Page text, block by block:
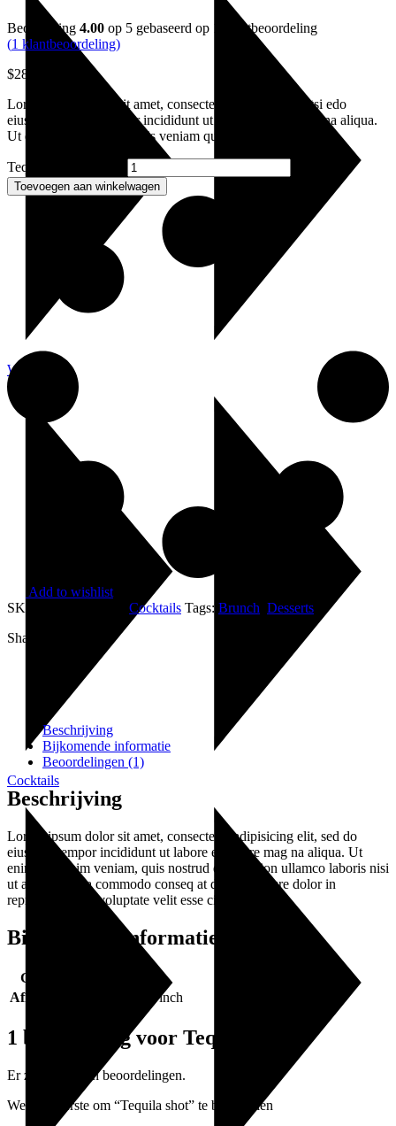
Winkel
Cocktails
Beoordeling 4.00 op 5 gebaseerd op
klantbeoordeling
(1 klantbeoordeling)
$28.00
Lorem ipsum dolor sit amet, consectetur adipisicing elitsi edo
eiusmod senteas tempor incididunt ut labore et dolr emagna aliqua.
Ut enim ad minim dano ris veniam quis
Tequila shot quantity
Toevoegen aan winkelwagen
Add to wishlist
SKU:
Cocktails Tags: Brunch Desserts
Share:
Beschrijving
Bijkomende informatie
Beoordelingen (1)
Beschrijving
Lorem ipsum dolor sit amet, consectetur adipisicing elit, sed do
eiusmod tempor incididunt ut labore et dolore mag na aliqua. Ut
enim ad minim veniam, quis nostrud exercitation ullamco laboris nisi
ut aliquip ex ea commodo conseq at duis aute irure dolor in
reprehenderit in voluptate velit esse cillum dolore.
Bijkomende informatie
Gewicht
Afmetingen
36 × 28 × 10 inch
1 beoordeling voor Tequila shot
Er zijn nog geen beoordelingen.
Wees de eerste om “Tequila shot” te beoordelen